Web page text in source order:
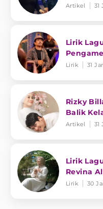
Artikel 31
Lirik
Lirik 31
Rizky
Balik
Artikel 31
Lirik
Revina
Lirik 30